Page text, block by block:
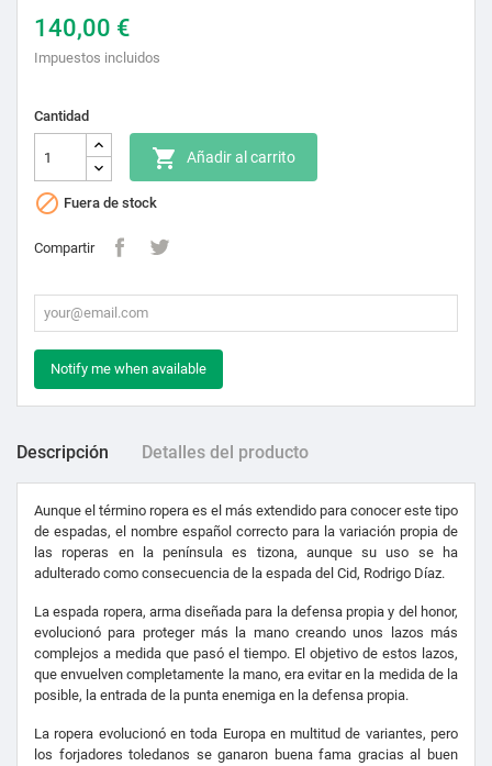
140,00 €
Impuestos incluidos
Cantidad
 Añadir al carrito
 Fuera de stock
Compartir
Notify me when available
Descripción Detalles del producto
Aunque el término ropera es el más extendido para conocer este tipo
de espadas, el nombre español correcto para la variación propia de
las roperas en la península es tizona, aunque su uso se ha
adulterado como consecuencia de la espada del Cid, Rodrigo Díaz.
La espada ropera, arma diseñada para la defensa propia y del honor,
evolucionó para proteger más la mano creando unos lazos más
complejos a medida que pasó el tiempo. El objetivo de estos lazos,
que envuelven completamente la mano, era evitar en la medida de la
posible, la entrada de la punta enemiga en la defensa propia.
La ropera evolucionó en toda Europa en multitud de variantes, pero
los forjadores toledanos se ganaron buena fama gracias al buen